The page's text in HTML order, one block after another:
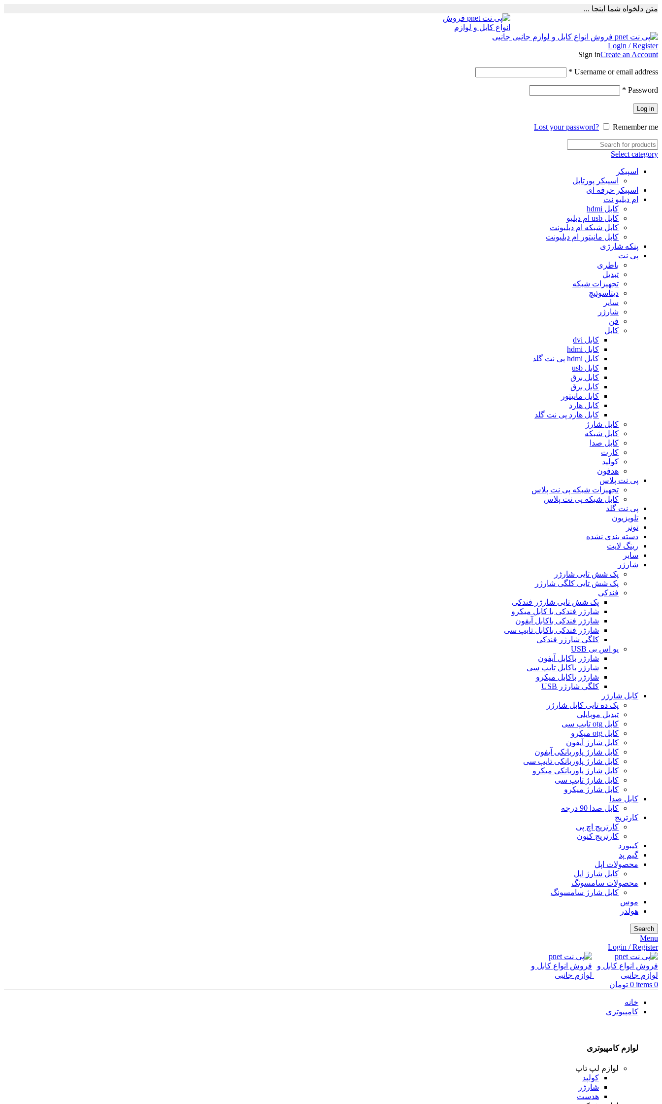
متن دلخواه شما اینجا ...
Login / Register
Sign inCreate an Account
Username or email address
*
Password
*
Log in
Lost your password? Remember me
Select category
اسپیکر
اسپیکر پورتابل
اسپیکر حرفه ای
ام دبلیو نت
کابل hdmi
کابل usb ام دبلیو
کابل شبکه ام دبلیونت
کابل مانیتور ام دبلیونت
پنکه شارژی
پی نت
باطری
تبدیل
تجهیزات شبکه
دیتاسوئیچ
سایر
شارژر
فن
کابل
کابل dvi
کابل hdmi
کابل hdmi پی نت گلد
کابل usb
کابل برق
کابل برق
کابل مانیتور
کابل هارد
کابل هارد پی نت گلد
کابل شارژ
کابل شبکه
کابل صدا
کارت
کولپد
هدفون
پی نت پلاس
تجهیزات شبکه پی نت پلاس
کابل شبکه پی نت پلاس
پی نت گلد
تلویزیون
تونر
دسته بندی نشده
رینگ لایت
سایر
شارژر
پک شش تایی شارژر
پک شش تایی کلگی شارژر
فندکی
پک شش تایی شارژر فندکی
شارژر فندکی با کابل میکرو
شارژر فندکی باکابل آیفون
شارژر فندکی باکابل تایپ سی
کلگی شارژر فندکی
یو اس بی USB
شارژر باکابل آیفون
شارژر باکابل تایپ سی
شارژر باکابل میکرو
کلگی شارژر USB
کابل شارژر
پک ده تایی کابل شارژر
تبدیل موبایلی
کابل otg تایپ سی
کابل otg میکرو
کابل شارژ آیفون
کابل شارژ پاوربانکی آیفون
کابل شارژ پاوربانکی تایپ سی
کابل شارژ پاوربانکی میکرو
کابل شارژ تایپ سی
کابل شارژ میکرو
کابل صدا
کابل صدا 90 درجه
کارتریج
کارتریج اچ پی
کارتریج کنون
کیبورد
گیم پد
محصولات اپل
کابل شارژ اپل
محصولات سامسونگ
کابل شارژ سامسونگ
موس
هولدر
Search
Menu
Login / Register
0
items
0 تومان
خانه
کامپیوتری
لوازم کامپیوتری
لوازم لپ تاپ
کولپد
شارژر
هدست